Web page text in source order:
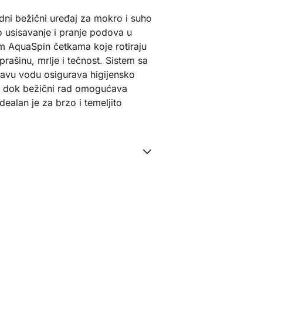
bežični uređaj za mokro i suho
i pranje podova u
AquaSpin četkama koje rotiraju
mrlje i tečnost. Sistem sa
vodu osigurava higijensko
bežični rad omogućava
je za brzo i temeljito